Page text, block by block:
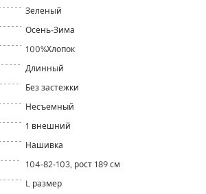
Зеленый
Осень-Зима
100%Хлопок
Длинный
Без застежки
Несъемный
1 внешний
Нашивка
104-82-103, рост 189 см
L размер